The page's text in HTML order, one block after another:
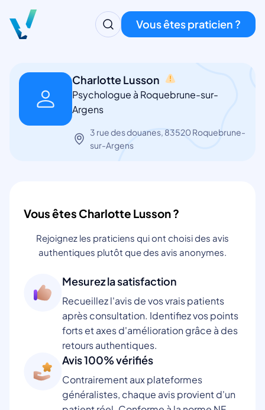
Vous êtes praticien ?
Charlotte Lusson
Psychologue à Roquebrune-sur-
Argens
3 rue des douanes, 83520 Roquebrune-
sur-Argens
Vous êtes Charlotte Lusson ?
Rejoignez les praticiens qui ont choisi des avis
authentiques plutôt que des avis anonymes.
Mesurez la satisfaction
Recueillez l'avis de vos vrais patients
après consultation. Identifiez vos points
forts et axes d'amélioration grâce à des
retours authentiques.
Avis 100% vérifiés
Contrairement aux plateformes
généralistes, chaque avis provient d'un